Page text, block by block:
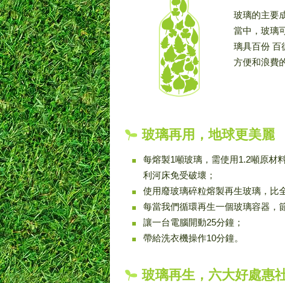
玻璃的主要
當中，玻璃
璃具百份 百
方便和浪費
玻璃再用，地球更美麗
每熔製1噸玻璃，需使用1.2噸原材
利河床免受破壞；
使用廢玻璃碎粒熔製再生玻璃，比
每當我們循環再生一個玻璃容器，
讓一台電腦開動25分鐘；
帶給洗衣機操作10分鐘。
玻璃再生，六大好處惠